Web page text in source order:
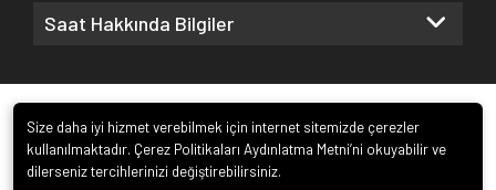
Saat Hakkında Bilgiler
Size daha iyi hizmet verebilmek için internet sitemizde çerezler
kullanılmaktadır. Çerez Politikaları Aydınlatma Metni’ni okuyabilir ve
dilerseniz tercihlerinizi değiştirebilirsiniz.